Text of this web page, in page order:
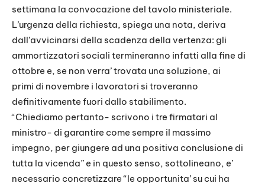
settimana la convocazione del tavolo ministeriale.
L’urgenza della richiesta, spiega una nota, deriva
dall’avvicinarsi della scadenza della vertenza: gli
ammortizzatori sociali termineranno infatti alla fine di
ottobre e, se non verra’ trovata una soluzione, ai
primi di novembre i lavoratori si troveranno
definitivamente fuori dallo stabilimento.
“Chiediamo pertanto- scrivono i tre firmatari al
ministro- di garantire come sempre il massimo
impegno, per giungere ad una positiva conclusione di
tutta la vicenda” e in questo senso, sottolineano, e’
necessario concretizzare “le opportunita’ su cui ha